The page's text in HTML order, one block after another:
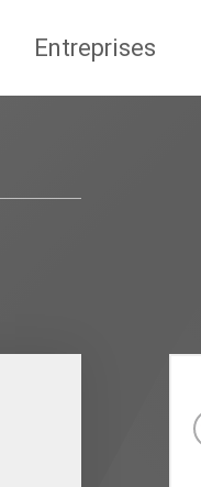
Entreprises